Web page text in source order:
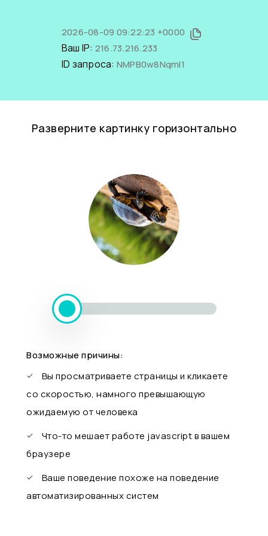
2026-08-09 09:22:23 +0000
Ваш IP: 216.73.216.233
ID запроса: NMPB0w8NqmI1
Разверните картинку горизонтально
Возможные причины:
Вы просматриваете страницы и кликаете
со скоростью, намного превышающую
ожидаемую от человека
Что-то мешает работе javascript в вашем
браузере
Ваше поведение похоже на поведение
автоматизированных систем